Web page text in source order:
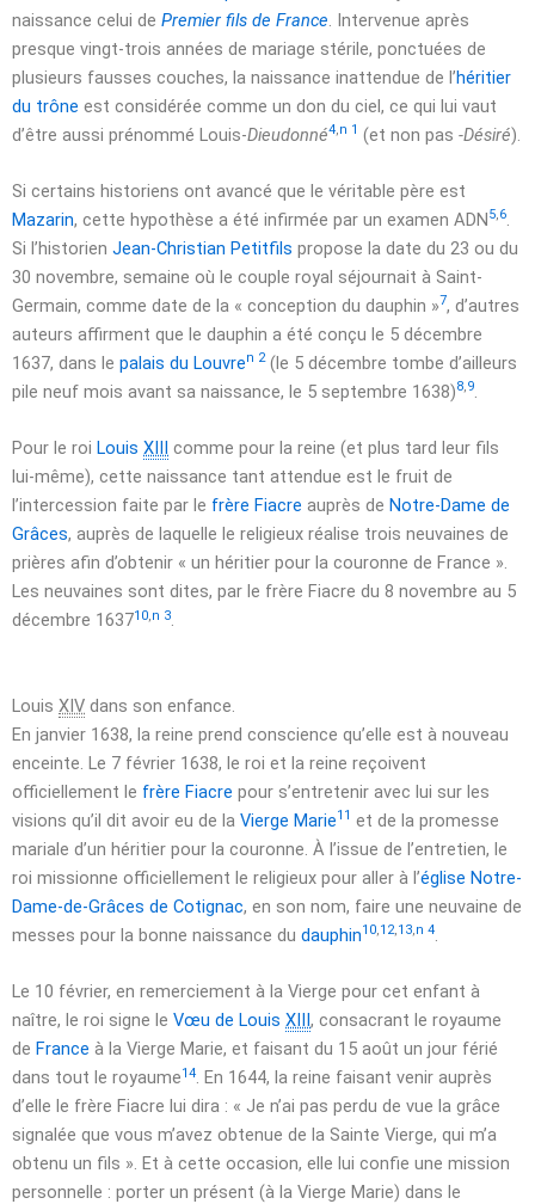
naissance celui de Premier fils de France. Intervenue après
presque vingt-trois années de mariage stérile, ponctuées de
plusieurs fausses couches, la naissance inattendue de l’héritier
du trône est considérée comme un don du ciel, ce qui lui vaut
d’être aussi prénommé Louis-Dieudonné4,n 1 (et non pas -Désiré).
Si certains historiens ont avancé que le véritable père est
Mazarin, cette hypothèse a été infirmée par un examen ADN5,6.
Si l’historien Jean-Christian Petitfils propose la date du 23 ou du
30 novembre, semaine où le couple royal séjournait à Saint-
Germain, comme date de la « conception du dauphin »7, d’autres
auteurs affirment que le dauphin a été conçu le 5 décembre
1637, dans le palais du Louvren 2(le 5 décembre tombe d’ailleurs
pile neuf mois avant sa naissance, le 5 septembre 1638)8,9.
Pour le roi Louis XIII comme pour la reine (et plus tard leur fils
lui-même), cette naissance tant attendue est le fruit de
l’intercession faite par le frère Fiacre auprès de Notre-Dame de
Grâces, auprès de laquelle le religieux réalise trois neuvaines de
prières afin d’obtenir « un héritier pour la couronne de France ».
Les neuvaines sont dites, par le frère Fiacre du 8 novembre au 5
décembre 163710,n 3.
Louis XIV dans son enfance.
En janvier 1638, la reine prend conscience qu’elle est à nouveau
enceinte. Le 7 février 1638, le roi et la reine reçoivent
officiellement le frère Fiacre pour s’entretenir avec lui sur les
visions qu’il dit avoir eu de la Vierge Marie11 et de la promesse
mariale d’un héritier pour la couronne. À l’issue de l’entretien, le
roi missionne officiellement le religieux pour aller à l’église Notre-
Dame-de-Grâces de Cotignac, en son nom, faire une neuvaine de
messes pour la bonne naissance du dauphin10,12,13,n 4.
Le 10 février, en remerciement à la Vierge pour cet enfant à
naître, le roi signe le Vœu de Louis XIII, consacrant le royaume
de France à la Vierge Marie, et faisant du 15 août un jour férié
dans tout le royaume14. En 1644, la reine faisant venir auprès
d’elle le frère Fiacre lui dira : « Je n’ai pas perdu de vue la grâce
signalée que vous m’avez obtenue de la Sainte Vierge, qui m’a
obtenu un fils ». Et à cette occasion, elle lui confie une mission
personnelle : porter un présent (à la Vierge Marie) dans le